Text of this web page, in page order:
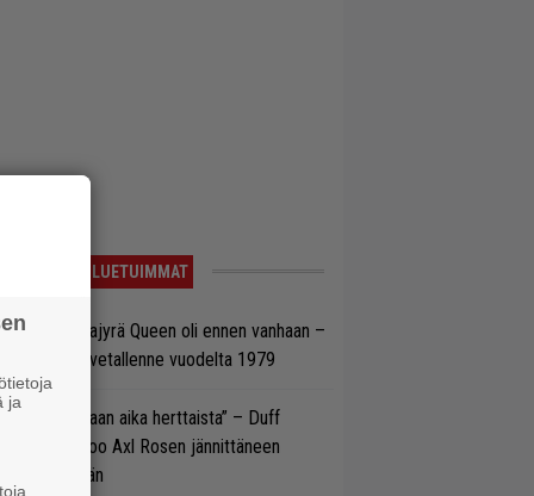
LUETUIMMAT
keikkajyrä Queen oli ennen vanhaan –
tulinen livetallenne vuodelta 1979
oli oikeastaan aika herttaista” – Duff
kertoo Axl Rosen jännittäneen
DC-pestiään
ja